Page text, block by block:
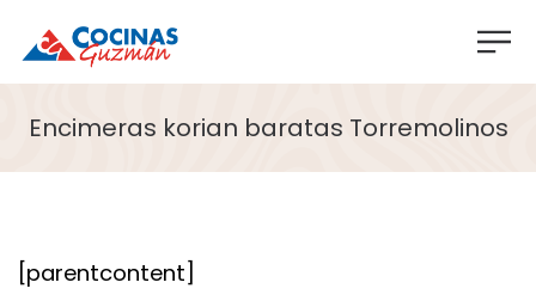
Encimeras korian baratas Torremolinos
[parentcontent]